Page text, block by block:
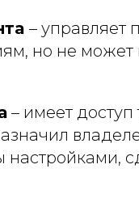
– управляет
но не может
– имеет
настройками,